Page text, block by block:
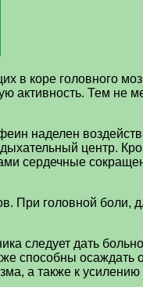
в коре головного
Тем не
наделен
центр.
сердечные
При головной боли,
следует дать
способны
а также к